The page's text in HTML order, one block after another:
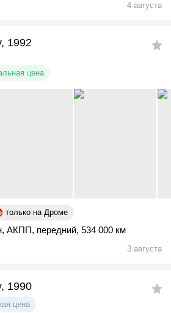
4 августа
1992
цена
только на Дроме
, АКПП, передний, 534 000 км
3 августа
1990
цена